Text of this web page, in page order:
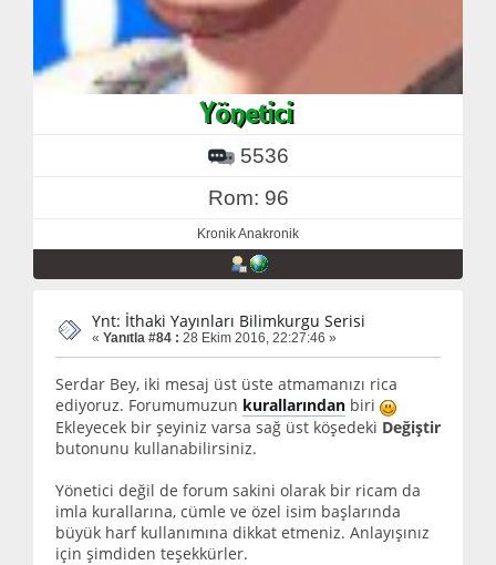
5536
Rom: 96
Kronik Anakronik
Ynt: İthaki Yayınları Bilimkurgu Serisi
« Yanıtla #84 : 28 Ekim 2016, 22:27:46 »
Serdar Bey, iki mesaj üst üste atmamanızı rica
ediyoruz. Forumumuzun kurallarından biri
Ekleyecek bir şeyiniz varsa sağ üst köşedeki Değiştir
butonunu kullanabilirsiniz.
Yönetici değil de forum sakini olarak bir ricam da
imla kurallarına, cümle ve özel isim başlarında
büyük harf kullanımına dikkat etmeniz. Anlayışınız
için şimdiden teşekkürler.